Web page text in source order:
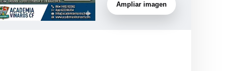
Ampliar imagen